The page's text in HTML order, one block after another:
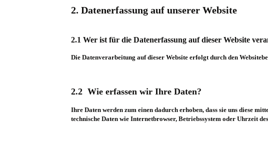
2. Datenerfassung auf unserer Website
2.1 Wer ist für die Datenerfassung auf dieser Website
Die Datenverarbeitung auf dieser Website erfolgt durch den
2.2 Wie erfassen wir Ihre Daten?
Ihre Daten werden zum einen dadurch erhoben, dass sie uns diese
technische Daten wie Internetbrowser, Betriebssystem oder Uhrzeit